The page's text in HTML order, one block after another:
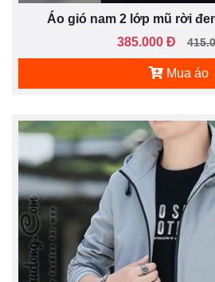
Áo gió nam 2 lớp mũ rời
385.000 Đ
Mua áo